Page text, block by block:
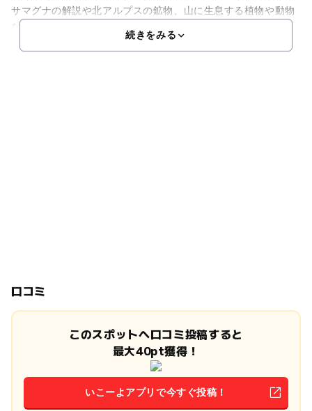
サマグナの解説や北アルプスの鉱物、山に生息する植物や動物
続きをみる
口コミ
このスポットへ口コミ投稿すると
最大40pt獲得！
いこーよアプリで今すぐ投稿！